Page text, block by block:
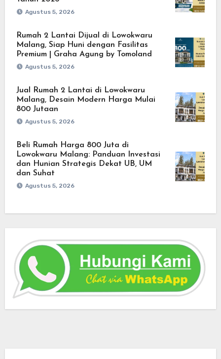
Agustus 5, 2026
Rumah 2 Lantai Dijual di Lowokwaru
Malang, Siap Huni dengan Fasilitas
Premium | Graha Agung by Tomoland
Agustus 5, 2026
Jual Rumah 2 Lantai di Lowokwaru
Malang, Desain Modern Harga Mulai
800 Jutaan
Agustus 5, 2026
Beli Rumah Harga 800 Juta di
Lowokwaru Malang: Panduan Investasi
dan Hunian Strategis Dekat UB, UM
dan Suhat
Agustus 5, 2026